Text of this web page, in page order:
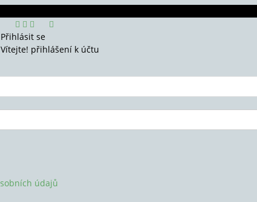
Přihlásit se
Vítejte! přihlášení k účtu
údajů